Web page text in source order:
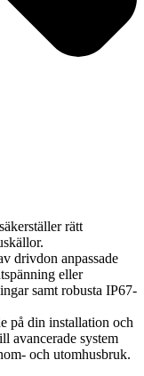
rätt
drivdon anpassade
eller
samt robusta IP67-
på din installation och
avancerade system
och utomhusbruk.